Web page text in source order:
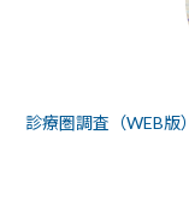
診療圏調査（WEB版）